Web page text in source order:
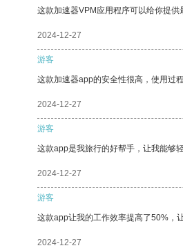
这款加速器VPM应用程序可以给你提供
2024-12-27
游客
这款加速器app的安全性很高，使用过
2024-12-27
游客
这款app是我旅行的好帮手，让我能够
2024-12-27
游客
这款app让我的工作效率提高了50%，
2024-12-27